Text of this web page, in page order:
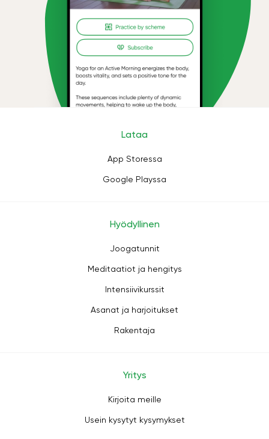
Lataa
App Storessa
Google Playssa
Hyödyllinen
Joogatunnit
Meditaatiot ja hengitys
Intensiivikurssit
Asanat ja harjoitukset
Rakentaja
Yritys
Kirjoita meille
Usein kysytyt kysymykset